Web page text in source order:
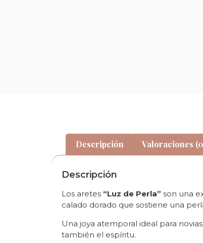
Descripción Valoraciones
Descripción
Los aretes “Luz de Perla” son una
calado dorado que sostiene una
Una joya atemporal ideal para
también el espíritu.